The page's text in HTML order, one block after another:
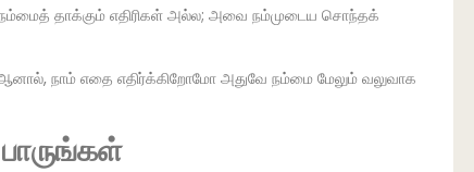
நம்மைத் தாக்கும் எதிரிகள் அல்ல; அவை நம்முடைய சொந்தக்
நாம் எதை எதிர்க்கிறோமோ அதுவே நம்மை மேலும் வலுவாக